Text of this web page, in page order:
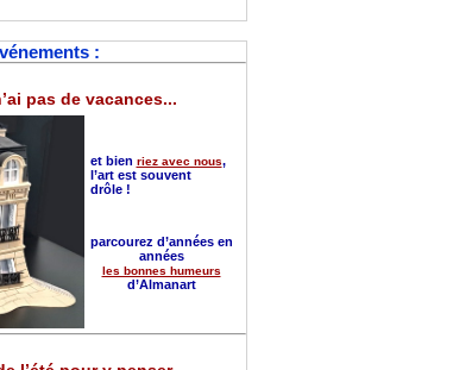
:
pas de vacances...
et bien riez avec nous,
l’art est souvent
drôle !
parcourez d’années en
années
les bonnes humeurs
d’Almanart